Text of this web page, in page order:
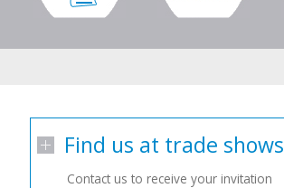
Find us at trade shows
Contact us to receive your invitation